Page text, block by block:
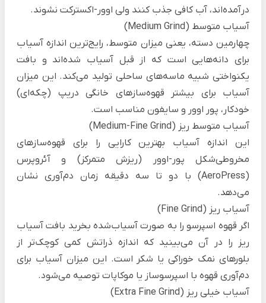
درآمده‌اند، آب کافی جذب کنند ولی اوور-اکسترکت نشوند.
آسیاب متوسط (Medium Grind)
چهارمین دسته، یعنی میزان متوسط، رایج‌ترین اندازه آسیاب
برای دانه‌هایی است که از قبل آسیاب شده‌اند و بافت
یکنواختی شبیه ماسه‌های ساحلی تولید می‌کند. این میزان
آسیاب برای بیشتر قهوه‌سازهای خانگی دریپ (چکه‌ای)
خودکار، پور اوور و سایفون مناسب است.
آسیاب متوسط ریز (Medium-Fine Grind)
این اندازه آسیاب بهترین کارایی را برای قهوه‌سازهای
مخروطی‌شکل پور-اوور (ریزش متمرکز) و آئروپرس
(AeroPress) با دو تا سه دقیقه زمان دم‌آوری نشان
می‌دهد.
آسیاب ریز (Fine Grind)
اگر قهوه اسپرسو را به صورت آسیاب‌شده بخرید بافت آسیاب
ریز را در آن می‌بینید که اندازه ذراتش کمی کوچک‌تر از
بلورهای نمک خوراکی یا شکر است. این میزان آسیاب برای
دم‌آوری قهوه با اسپرسوساز یا موکاپات توصیه می‌شود.
آسیاب خیلی ریز (Extra Fine Grind)